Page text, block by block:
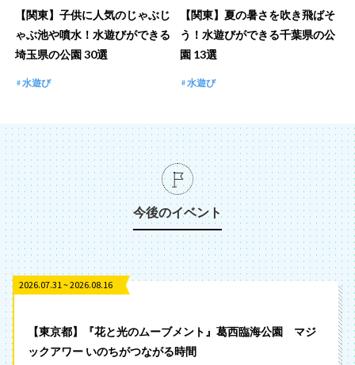
【関東】子供に人気のじゃぶじ
ゃぶ池や噴水！水遊びができる
埼玉県の公園 30選
水遊び
【関東】夏の暑さを吹き飛ばそ
う！水遊びができる千葉県の公
園 13選
水遊び
今後のイベント
2026.07.31 ~ 2026.08.16
【東京都】『花と光のムーブメント』葛西臨海公園 マジ
ックアワー いのちがつながる時間